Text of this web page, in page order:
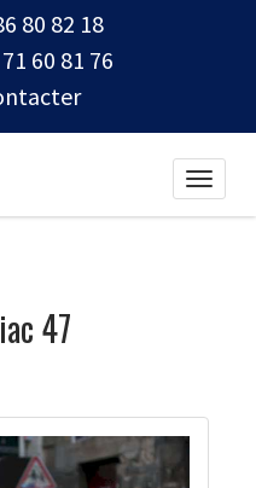
80 82 18
60 81 76
Toggle
47